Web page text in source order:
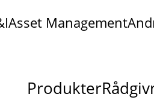
Asset Management
Produkter